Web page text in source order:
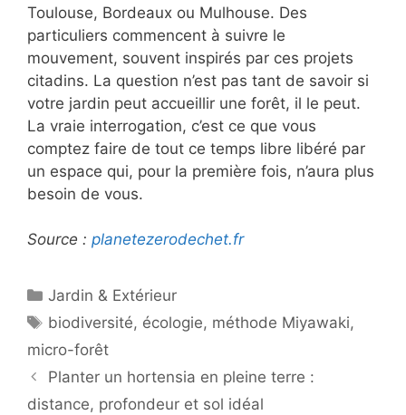
Toulouse, Bordeaux ou Mulhouse. Des
particuliers commencent à suivre le
mouvement, souvent inspirés par ces projets
citadins. La question n’est pas tant de savoir si
votre jardin peut accueillir une forêt, il le peut.
La vraie interrogation, c’est ce que vous
comptez faire de tout ce temps libre libéré par
un espace qui, pour la première fois, n’aura plus
besoin de vous.
Source : planetezerodechet.fr
Catégories
Jardin & Extérieur
Étiquettes
biodiversité, écologie, méthode Miyawaki,
micro-forêt
Planter un hortensia en pleine terre :
distance, profondeur et sol idéal